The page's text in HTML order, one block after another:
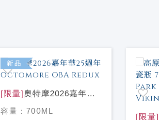
新品
[限量] 奧特摩2026嘉年華
25週年Octomore OBA
Redux
容量： 700ML
[限量]